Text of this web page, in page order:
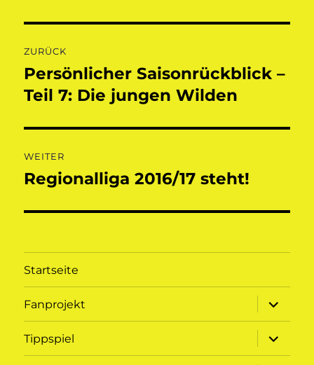
ZURÜCK
Vorheriger
Beitrag:
Persönlicher Saisonrückblick –
Teil 7: Die jungen Wilden
WEITER
Nächster
Regionalliga 2016/17 steht!
Startseite
Fanprojekt
öffnen
Tippspiel
öffnen